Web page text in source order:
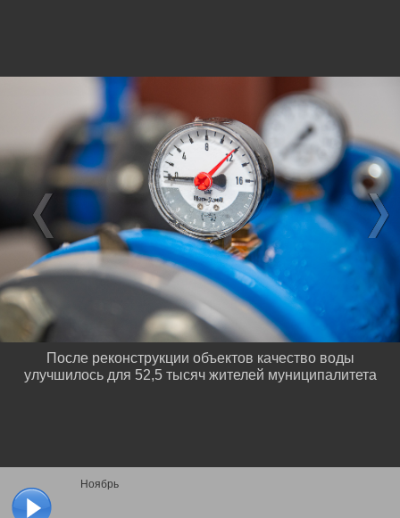
Ноябрь
После реконструкции объектов качество воды
улучшилось для 52,5 тысяч жителей муниципалитета